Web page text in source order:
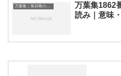
万葉集｜第10巻の和歌一覧
万葉集1862
読み｜意味